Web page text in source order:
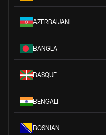
AZERBAIJANI
BANGLA
BASQUE
BENGALI
BOSNIAN